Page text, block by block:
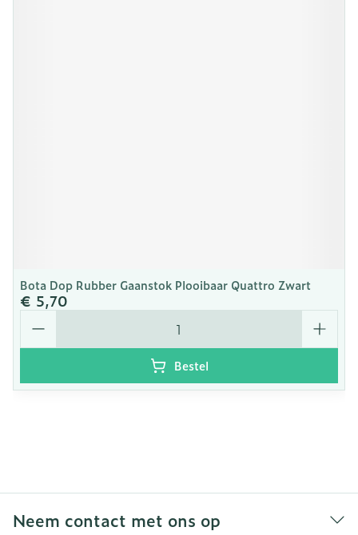
Bota Dop Rubber Gaanstok Plooibaar Quattro Zwart
€ 5,70
Aantal
Bestel
Neem contact met ons op